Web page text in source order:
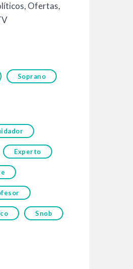
, Ofertas,
Soprano
Experto
Snob